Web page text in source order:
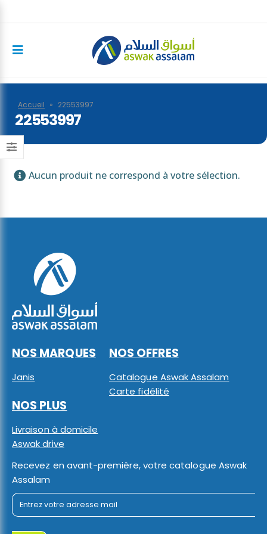
Accueil » 22553997
22553997
Aucun produit ne correspond à votre sélection.
NOS MARQUES
Janis
NOS OFFRES
Catalogue Aswak Assalam
Carte fidélité
NOS PLUS
Livraison à domicile
Aswak drive
Recevez en avant-première, votre catalogue Aswak
Assalam